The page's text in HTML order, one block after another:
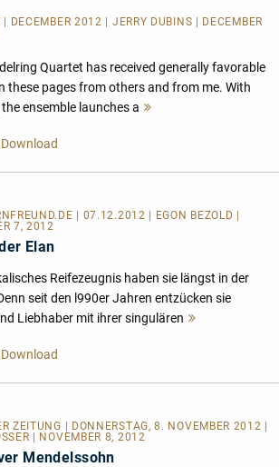
| DECEMBER 2012 | JERRY DUBINS | DECEMBER
Quartet has received generally favorable
these pages from others and from me. With
ensemble launches a
Download
| 07.12.2012 | EGON BEZOLD |
7, 2012
Elan
Reifezeugnis haben sie längst in der
seit den l990er Jahren entzücken sie
Liebhaber mit ihrer singulären
Download
ZEITUNG
| DONNERSTAG, 8. NOVEMBER 2012 |
| NOVEMBER 8, 2012
Mendelssohn